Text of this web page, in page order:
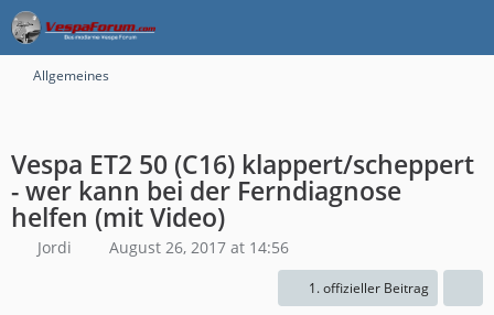
Allgemeines
Vespa ET2 50 (C16) klappert/scheppert
- wer kann bei der Ferndiagnose
helfen (mit Video)
Jordi August 26, 2017 at 14:56
1. offizieller Beitrag